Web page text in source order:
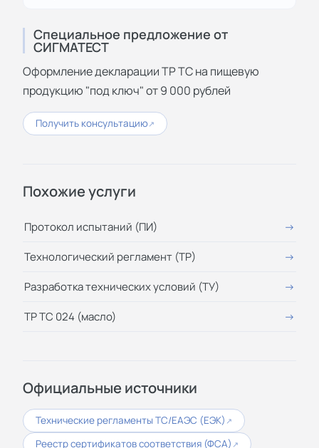
Специальное предложение от
СИГМАТЕСТ
Оформление декларации ТР ТС на пищевую
продукцию "под ключ" от 9 000 рублей
Получить консультацию ↗
Похожие услуги
Протокол испытаний (ПИ)
Технологический регламент (ТР)
Разработка технических условий (ТУ)
ТР ТС 024 (масло)
Официальные источники
Технические регламенты ТС/ЕАЭС (ЕЭК) ↗
Реестр сертификатов соответствия (ФСА) ↗